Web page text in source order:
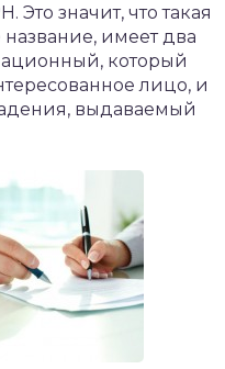
значит, что такая
имеет два
который
лицо, и
выдаваемый